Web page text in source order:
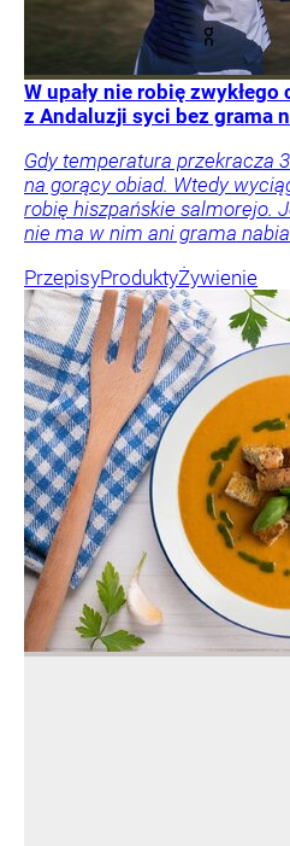
W upały nie robię zwykłego
z Andaluzji syci bez grama
Gdy temperatura przekracza
na gorący obiad. Wtedy
robię hiszpańskie salmorejo.
nie ma w nim ani grama
PrzepisyProduktyŻywienie